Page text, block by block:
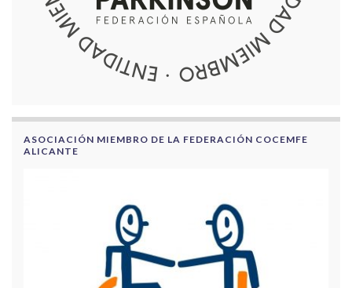
ASOCIACIÓN MIEMBRO DE LA FEDERACIÓN COCEMFE
ALICANTE